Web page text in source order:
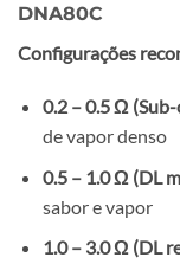
DNA80C
Configurações
0.2 – 0.5 Ω
de vapor denso
0.5 – 1.0 Ω (DL
sabor e vapor
1.0 – 3.0 Ω (DL